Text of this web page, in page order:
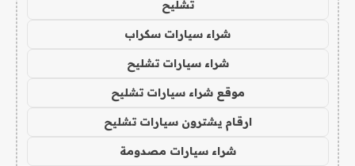
تشليح
شراء سيارات سكراب
شراء سيارات تشليح
موقع شراء سيارات تشليح
ارقام يشترون سيارات تشليح
شراء سيارات مصدومة